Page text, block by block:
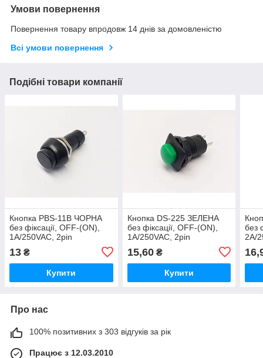
Умови повернення
Повернення товару впродовж 14 днів за домовленістю
Всі умови повернення
Подібні товари компанії
Кнопка PBS-11B ЧОРНА
без фіксації, OFF-(ON),
1A/250VAC, 2pin
13 ₴
Купити
Кнопка DS-225 ЗЕЛЕНА
без фіксації, OFF-(ON),
1A/250VAC, 2pin
15,60₴
Купити
без
2A/
Про нас
100% позитивних з 303 відгуків за рік
Працює з 12.03.2010